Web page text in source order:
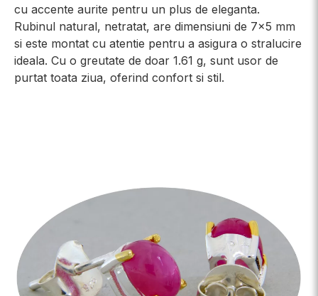
cu accente aurite pentru un plus de eleganta.
Rubinul natural, netratat, are dimensiuni de 7x5 mm
si este montat cu atentie pentru a asigura o stralucire
ideala. Cu o greutate de doar 1.61 g, sunt usor de
purtat toata ziua, oferind confort si stil.